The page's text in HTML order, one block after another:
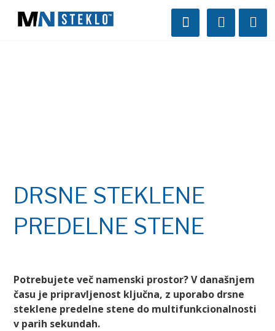
DRSNE STEKLENE
PREDELNE STENE
Potrebujete več namenski prostor? V današnjem
času je pripravljenost ključna, z uporabo drsne
steklene predelne stene do multifunkcionalnosti
v parih sekundah.